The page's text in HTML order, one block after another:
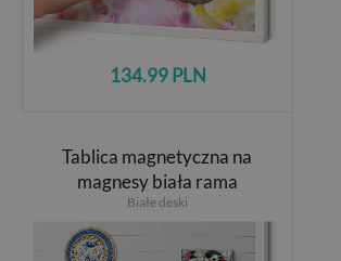
134.99 PLN
Tablica magnetyczna na
magnesy biała rama
Białe deski